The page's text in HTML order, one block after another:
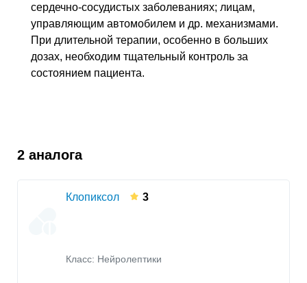
сердечно-сосудистых заболеваниях; лицам,
управляющим автомобилем и др. механизмами.
При длительной терапии, особенно в больших
дозах, необходим тщательный контроль за
состоянием пациента.
2 аналога
Клопиксол 3
Класс: Нейролептики